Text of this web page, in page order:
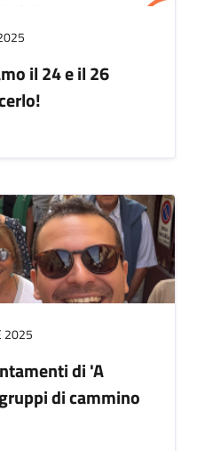
il 24 e il 26
2025
di 'A
di cammino